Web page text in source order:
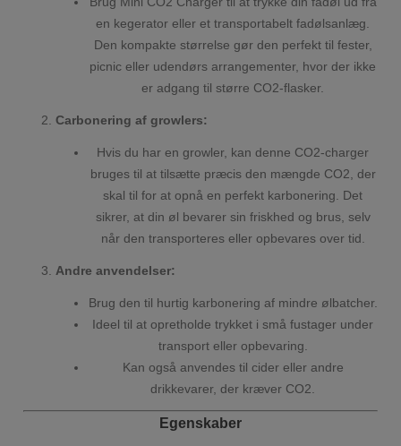
en kegerator eller et transportabelt fadølsanlæg.
Den kompakte størrelse gør den perfekt til fester,
picnic eller udendørs arrangementer, hvor der ikke
er adgang til større CO2-flasker.
Carbonering af growlers:
Hvis du har en growler, kan denne CO2-charger
bruges til at tilsætte præcis den mængde CO2, der
skal til for at opnå en perfekt karbonering. Det
sikrer, at din øl bevarer sin friskhed og brus, selv
når den transporteres eller opbevares over tid.
Andre anvendelser:
Brug den til hurtig karbonering af mindre ølbatcher.
Ideel til at opretholde trykket i små fustager under
transport eller opbevaring.
Kan også anvendes til cider eller andre
drikkevarer, der kræver CO2.
Egenskaber